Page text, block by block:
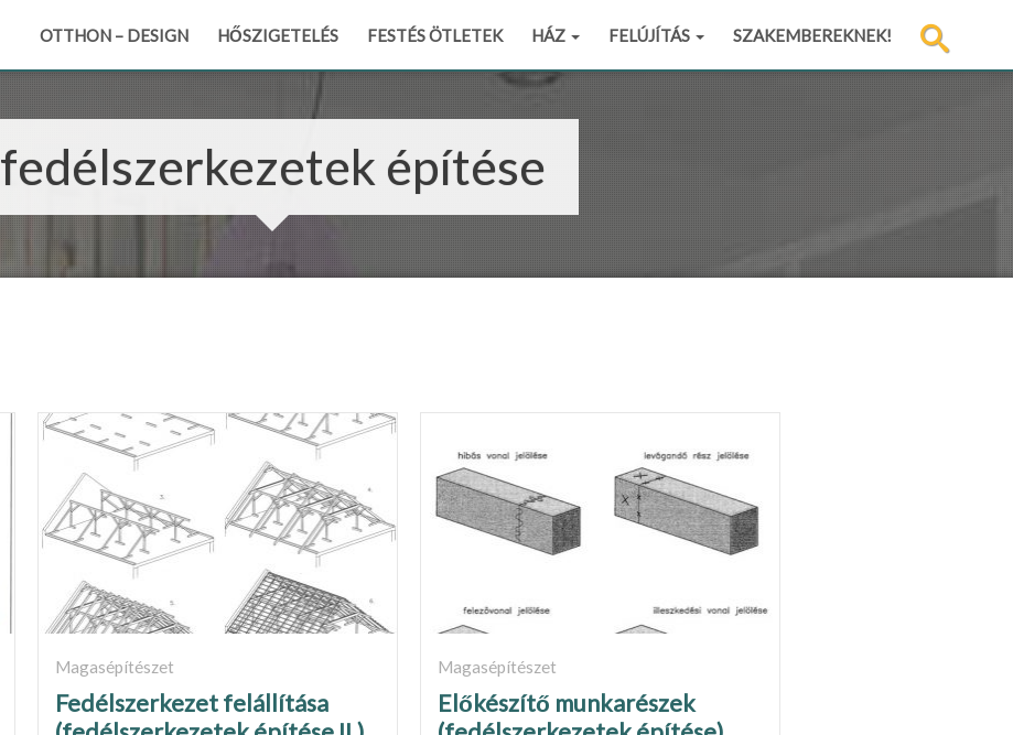
OTTHON – DESIGN HŐSZIGETELÉS FESTÉS ÖTLETEK HÁZ FELÚJÍTÁS SZAKEMBEREKNEK!
fedélszerkezetek építése
Magasépítészet
Fedélszerkezet felállítása
Magasépítészet
Előkészítő munkarészek